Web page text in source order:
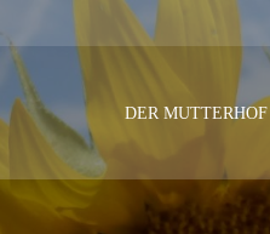
DER MUTTERHOF